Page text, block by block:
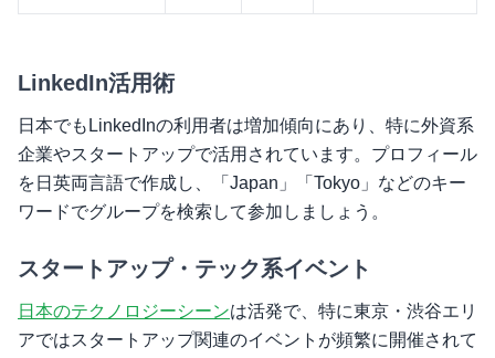
LinkedIn活用術
日本でもLinkedInの利用者は増加傾向にあり、特に外資系
企業やスタートアップで活用されています。プロフィール
を日英両言語で作成し、「Japan」「Tokyo」などのキー
ワードでグループを検索して参加しましょう。
スタートアップ・テック系イベント
日本のテクノロジーシーンは活発で、特に東京・渋谷エリ
アではスタートアップ関連のイベントが頻繁に開催されて